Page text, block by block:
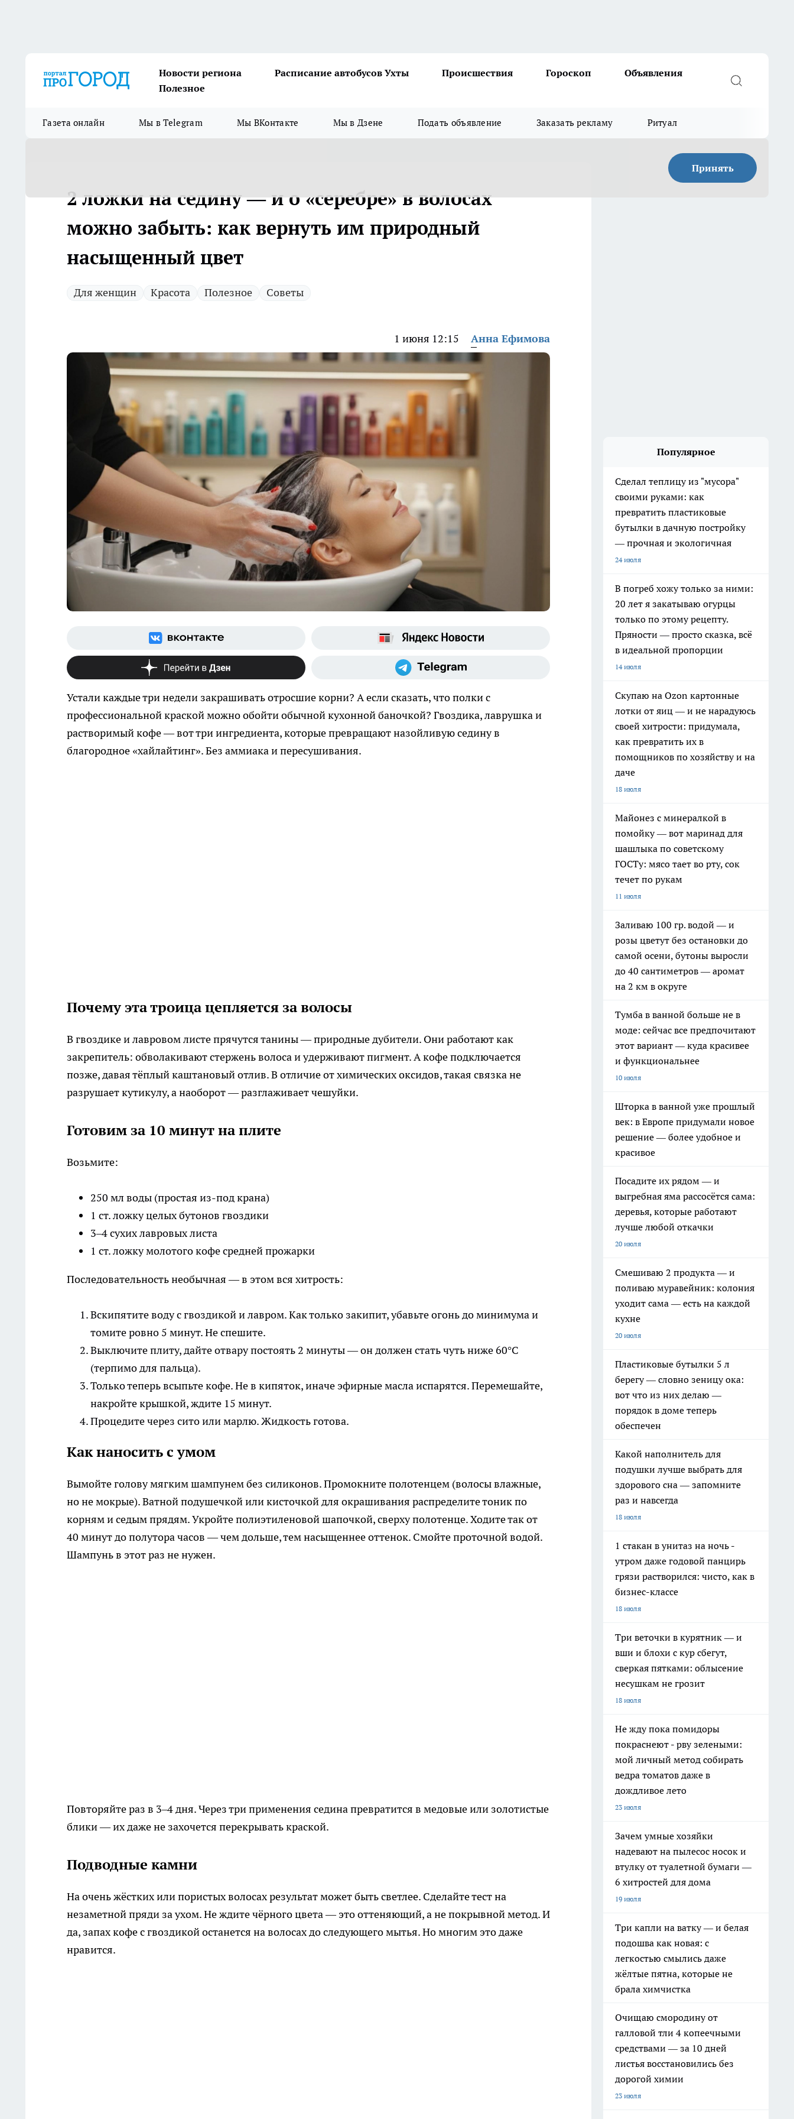
Новости региона Расписание автобусов Ухты Происшествия Гороскоп
Объявления
Полезное
Газета онлайн Мы в Telegram Мы ВКонтакте Мы в Дзене Подать объявление Заказать рекламу Ритуал
Принять
2 ложки на седину — и о «серебре» в волосах
можно забыть: как вернуть им природный
насыщенный цвет
Для женщин Красота Полезное Советы
1 июня 12:15 Анна Ефимова
Устали каждые три недели закрашивать отросшие корни? А если сказать, что полки с
профессиональной краской можно обойти обычной кухонной баночкой? Гвоздика, лаврушка и
растворимый кофе — вот три ингредиента, которые превращают назойливую седину в
благородное «хайлайтинг». Без аммиака и пересушивания.
Почему эта троица цепляется за волосы
В гвоздике и лавровом листе прячутся танины — природные дубители. Они работают как
закрепитель: обволакивают стержень волоса и удерживают пигмент. А кофе подключается
позже, давая тёплый каштановый отлив. В отличие от химических оксидов, такая связка не
разрушает кутикулу, а наоборот — разглаживает чешуйки.
Готовим за 10 минут на плите
Возьмите:
250 мл воды (простая из-под крана)
1 ст. ложку целых бутонов гвоздики
3–4 сухих лавровых листа
1 ст. ложку молотого кофе средней прожарки
Последовательность необычная — в этом вся хитрость:
Вскипятите воду с гвоздикой и лавром. Как только закипит, убавьте огонь до минимума и
томите ровно 5 минут. Не спешите.
Выключите плиту, дайте отвару постоять 2 минуты — он должен стать чуть ниже 60°C
(терпимо для пальца).
Только теперь всыпьте кофе. Не в кипяток, иначе эфирные масла испарятся. Перемешайте,
накройте крышкой, ждите 15 минут.
Процедите через сито или марлю. Жидкость готова.
Как наносить с умом
Вымойте голову мягким шампунем без силиконов. Промокните полотенцем (волосы влажные,
но не мокрые). Ватной подушечкой или кисточкой для окрашивания распределите тоник по
корням и седым прядям. Укройте полиэтиленовой шапочкой, сверху полотенце. Ходите так от
40 минут до полутора часов — чем дольше, тем насыщеннее оттенок. Смойте проточной водой.
Шампунь в этот раз не нужен.
Повторяйте раз в 3–4 дня. Через три применения седина превратится в медовые или золотистые
блики — их даже не захочется перекрывать краской.
Подводные камни
На очень жёстких или пористых волосах результат может быть светлее. Сделайте тест на
незаметной пряди за ухом. Не ждите чёрного цвета — это оттеняющий, а не покрывной метод. И
да, запах кофе с гвоздикой останется на волосах до следующего мытья. Но многим это даже
нравится.
Популярное
Сделал теплицу из "мусора"
своими руками: как
превратить пластиковые
бутылки в дачную постройку
— прочная и экологичная
24 июля
В погреб хожу только за ними:
20 лет я закатываю огурцы
только по этому рецепту.
Пряности — просто сказка, всё
в идеальной пропорции
14 июля
Скупаю на Ozon картонные
лотки от яиц — и не нарадуюсь
своей хитрости: придумала,
как превратить их в
помощников по хозяйству и на
даче
18 июля
Майонез с минералкой в
помойку — вот маринад для
шашлыка по советскому
ГОСТу: мясо тает во рту, сок
течет по рукам
11 июля
Заливаю 100 гр. водой — и
розы цветут без остановки до
самой осени, бутоны выросли
до 40 сантиметров — аромат
на 2 км в округе
Тумба в ванной больше не в
моде: сейчас все предпочитают
этот вариант — куда красивее
и функциональнее
10 июля
Шторка в ванной уже прошлый
век: в Европе придумали новое
решение — более удобное и
красивое
Посадите их рядом — и
выгребная яма рассосётся сама:
деревья, которые работают
лучше любой откачки
20 июля
Смешиваю 2 продукта — и
поливаю муравейник: колония
уходит сама — есть на каждой
кухне
20 июля
Пластиковые бутылки 5 л
берегу — словно зеницу ока:
вот что из них делаю —
порядок в доме теперь
обеспечен
Какой наполнитель для
подушки лучше выбрать для
здорового сна — запомните
раз и навсегда
18 июля
1 стакан в унитаз на ночь -
утром даже годовой панцирь
грязи растворился: чисто, как в
бизнес-классе
18 июля
Три веточки в курятник — и
вши и блохи с кур сбегут,
сверкая пятками: облысение
несушкам не грозит
18 июля
Не жду пока помидоры
покраснеют - рву зелеными:
мой личный метод собирать
ведра томатов даже в
дождливое лето
23 июля
Зачем умные хозяйки
надевают на пылесос носок и
втулку от туалетной бумаги —
6 хитростей для дома
19 июля
Три капли на ватку — и белая
подошва как новая: с
легкостью смылись даже
жёлтые пятна, которые не
брала химчистка
Очищаю смородину от
галловой тли 4 копеечными
средствами — за 10 дней
листья восстановились без
дорогой химии
23 июля